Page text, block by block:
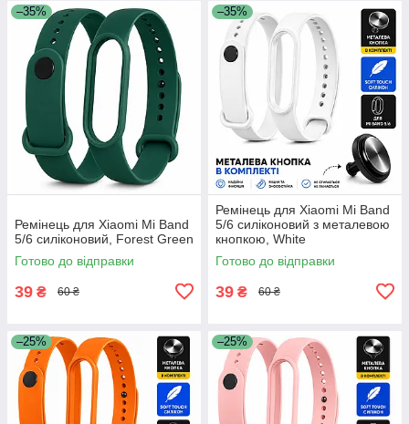
–35%
Ремінець для Xiaomi Mi Band
5/6 силіконовий, Forest Green
Готово до відправки
39 ₴ 60 ₴
–35%
Ремінець для Xiaomi Mi Band
5/6 силіконовий з металевою
кнопкою, White
Готово до відправки
39 ₴ 60 ₴
–25% –25%